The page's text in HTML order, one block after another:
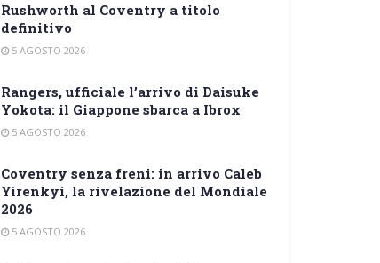
Rushworth al Coventry a titolo
definitivo
5 AGOSTO 2026
Rangers, ufficiale l’arrivo di Daisuke
Yokota: il Giappone sbarca a Ibrox
5 AGOSTO 2026
Coventry senza freni: in arrivo Caleb
Yirenkyi, la rivelazione del Mondiale
2026
5 AGOSTO 2026